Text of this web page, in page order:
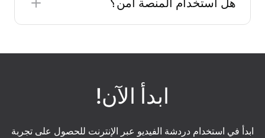
مثل اختيار من تريد الدردشة معه. كما أن بعض
الإضافات مثل الفلاتر المحددة (بما في ذلك خيارات
ذلك، هناك ما يكفي من الأدوات المجانية لبدء الدردشة
هل استخدام المنصة آمن؟
أساسي المعلومات التي تساعد نظام المطابقة على
ربطك بشركاء الدردشة المناسبين. لتواصل أكثر أمانًا،
الحظر والإبلاغ، وقم بإنهاء أي دردشة تشعر بعدم
ابدأ الآن!
ابدأ في استخدام دردشة الفيديو عبر الإنترنت للحصول على تجربة